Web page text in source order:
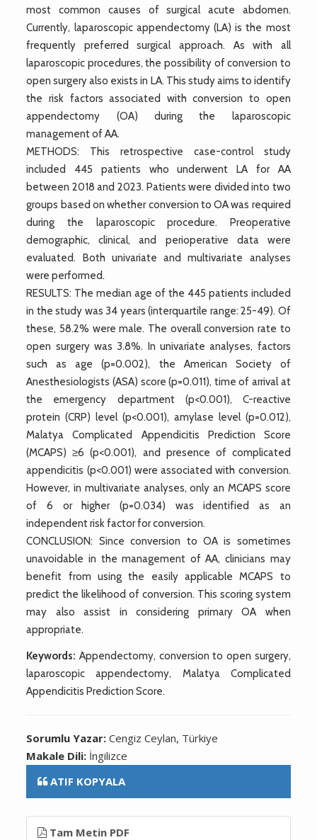
most common causes of surgical acute abdomen.
Currently, laparoscopic appendectomy (LA) is the most
frequently preferred surgical approach. As with all
laparoscopic procedures, the possibility of conversion to
open surgery also exists in LA. This study aims to identify
the risk factors associated with conversion to open
appendectomy (OA) during the laparoscopic
management of AA.
METHODS: This retrospective case-control study
included 445 patients who underwent LA for AA
between 2018 and 2023. Patients were divided into two
groups based on whether conversion to OA was required
during the laparoscopic procedure. Preoperative
demographic, clinical, and perioperative data were
evaluated. Both univariate and multivariate analyses
were performed.
RESULTS: The median age of the 445 patients included
in the study was 34 years (interquartile range: 25-49). Of
these, 58.2% were male. The overall conversion rate to
open surgery was 3.8%. In univariate analyses, factors
such as age (p=0.002), the American Society of
Anesthesiologists (ASA) score (p=0.011), time of arrival at
the emergency department (p<0.001), C-reactive
protein (CRP) level (p<0.001), amylase level (p=0.012),
Malatya Complicated Appendicitis Prediction Score
(MCAPS) ≥6 (p<0.001), and presence of complicated
appendicitis (p<0.001) were associated with conversion.
However, in multivariate analyses, only an MCAPS score
of 6 or higher (p=0.034) was identified as an
independent risk factor for conversion.
CONCLUSION: Since conversion to OA is sometimes
unavoidable in the management of AA, clinicians may
benefit from using the easily applicable MCAPS to
predict the likelihood of conversion. This scoring system
may also assist in considering primary OA when
appropriate.
Keywords: Appendectomy, conversion to open surgery,
laparoscopic appendectomy, Malatya Complicated
Appendicitis Prediction Score.
Sorumlu Yazar:Cengiz Ceylan, Türkiye
Makale Dili: İngilizce
ATIF KOPYALA
Tam Metin PDF